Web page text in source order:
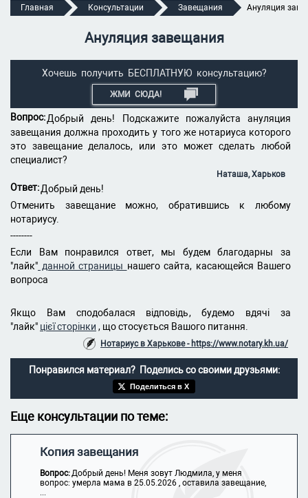
Главная Консультации Завещания Ануляция
Ануляция завещания
Хочешь получить БЕСПЛАТНУЮ консультацию?
ЖМИ СЮДА!
Вопрос:Добрый день! Подскажите пожалуйста ануляция
завещания должна проходить у того же нотариуса которого
это завещание делалось, или это может сделать любой
специалист?
Наташа, Харьков
Ответ:Добрый день!
Отменить завещание можно, обратившись к любому
нотариусу.
--------
Если Вам понравился ответ, мы будем благодарны за
"лайк" данной страницы нашего сайта, касающейся Вашего
вопроса
Якщо Вам сподобалася відповідь, будемо вдячі за
"лайк" цієї сторінки , що стосується Вашого питання.
Нотариус в Харькове - https://www.notary.kh.ua/
Понравился материал? Поделись со своими друзьями:
Поделиться в X
Еще консультации по теме:
Копия завещания
Вопрос:Добрый день! Меня зовут Людмила, у меня
вопрос: умерла мама в 25.05.2026 , оставила завещание,
...